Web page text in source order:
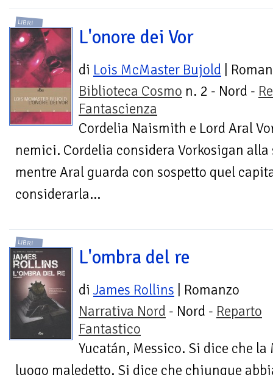
LIBRI
L'onore dei Vor
di Lois McMaster Bujold |
Biblioteca Cosmo n. 2 - Nord -
Fantascienza
Cordelia Naismith e Lord Aral
nemici. Cordelia considera Vorkosigan
mentre Aral guarda con sospetto quel
considerarla...
LIBRI
L'ombra del re
di James Rollins | Romanzo
Narrativa Nord - Nord - Reparto
Fantastico
Yucatán, Messico. Si dice che
luogo maledetto. Si dice che chiunque